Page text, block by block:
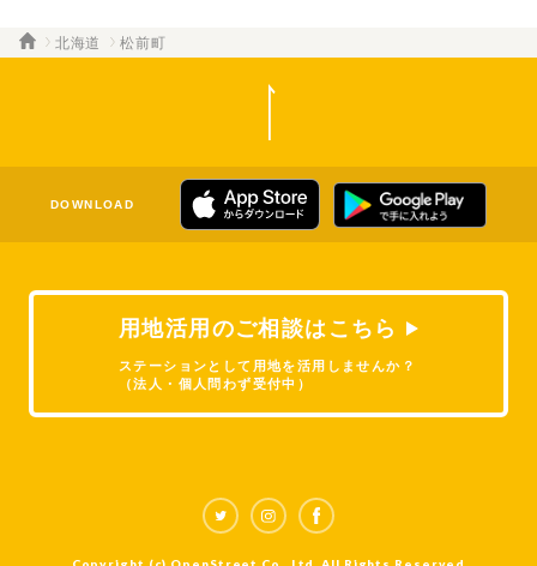
北海道 松前町
用地活用のご相談はこちら
ステーションとして用地を活用しませんか？
（法人・個人問わず受付中）
DOWNLOAD